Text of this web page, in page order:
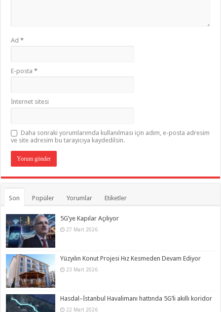
Ad*
E-posta*
İnternet sitesi
Daha sonraki yorumlarımda kullanılması için adım, e-posta adresim
ve site adresim bu tarayıcıya kaydedilsin.
Son Popüler Yorumlar Etiketler
5G’ye Kapılar Açılıyor
27 Mart 2026
Yüzyılın Konut Projesi Hız Kesmeden Devam Ediyor
23 Mart 2026
Hasdal–İstanbul Havalimanı hattında 5G’li akıllı koridor
22 Mart 2026